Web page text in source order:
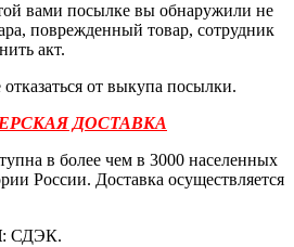
вами посылке вы обнаружили не
поврежденный товар, сотрудник
акт.
от выкупа посылки.
ДОСТАВКА
в более чем в 3000 населенных
России. Доставка осуществляется
: СДЭК.